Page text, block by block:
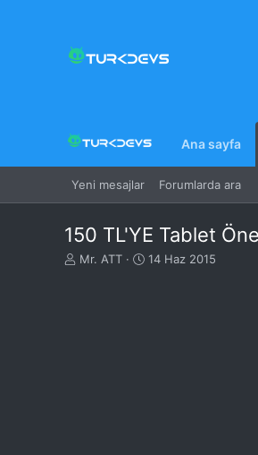
Ana sayfa
Yeni mesajlar Forumlarda ara
150 TL'YE Tablet
K
Mr. ATT
B
14 Haz 2015